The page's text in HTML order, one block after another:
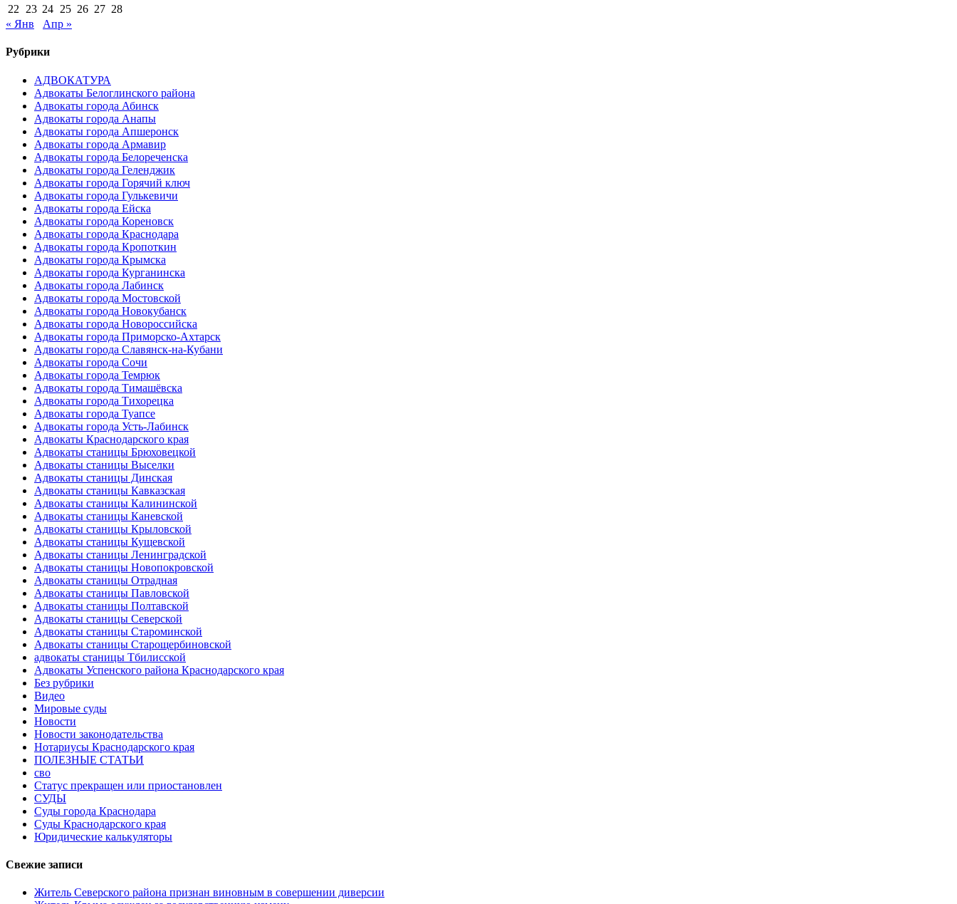
22
23 24 25 26 27 28
« Янв
Апр »
Рубрики
АДВОКАТУРА
Адвокаты Белоглинского района
Адвокаты города Абинск
Адвокаты города Анапы
Адвокаты города Апшеронск
Адвокаты города Армавир
Адвокаты города Белореченска
Адвокаты города Геленджик
Адвокаты города Горячий ключ
Адвокаты города Гулькевичи
Адвокаты города Ейска
Адвокаты города Кореновск
Адвокаты города Краснодара
Адвокаты города Кропоткин
Адвокаты города Крымска
Адвокаты города Курганинска
Адвокаты города Лабинск
Адвокаты города Мостовской
Адвокаты города Новокубанск
Адвокаты города Новороссийска
Адвокаты города Приморско-Ахтарск
Адвокаты города Славянск-на-Кубани
Адвокаты города Сочи
Адвокаты города Темрюк
Адвокаты города Тимашёвска
Адвокаты города Тихорецка
Адвокаты города Туапсе
Адвокаты города Усть-Лабинск
Адвокаты Краснодарского края
Адвокаты станицы Брюховецкой
Адвокаты станицы Выселки
Адвокаты станицы Динская
Адвокаты станицы Кавказская
Адвокаты станицы Калининской
Адвокаты станицы Каневской
Адвокаты станицы Крыловской
Адвокаты станицы Кущевской
Адвокаты станицы Ленинградской
Адвокаты станицы Новопокровской
Адвокаты станицы Отрадная
Адвокаты станицы Павловской
Адвокаты станицы Полтавской
Адвокаты станицы Северской
Адвокаты станицы Староминской
Адвокаты станицы Старощербиновской
адвокаты станицы Тбилисской
Адвокаты Успенского района Краснодарского края
Без рубрики
Видео
Мировые суды
Новости
Новости законодательства
Нотариусы Краснодарского края
ПОЛЕЗНЫЕ СТАТЬИ
сво
Статус прекращен или приостановлен
СУДЫ
Суды города Краснодара
Суды Краснодарского края
Юридические калькуляторы
Свежие записи
Житель Северского района признан виновным в совершении диверсии